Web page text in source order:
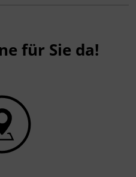
Die Schulung lässt
für Sie da!